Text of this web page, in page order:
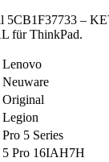
5CB1F37733 –
für ThinkPad.
Lenovo
Neuware
Original
Legion
Pro 5 Series
5 Pro 16IAH7H